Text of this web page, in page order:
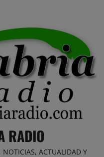
RADIO
ACTUALIDAD Y